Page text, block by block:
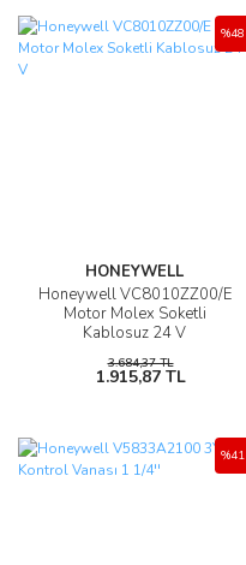
HONEYWELL
Honeywell VC8010ZZ00/E
Motor Molex Soketli
Kablosuz 24 V
%48
3.684,37 TL
1.915,87 TL
%41